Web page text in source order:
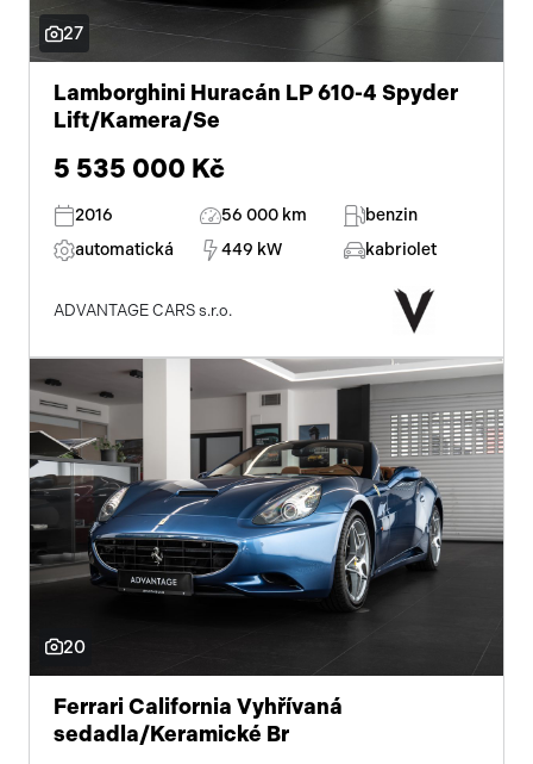
senzor světel
zadní pohon
shrnovací střecha
27
Lamborghini Huracán LP 610-4 Spyder
Lift/Kamera/Se
5 535 000 Kč
2016 56 000 km
benzin
automatická
449 kW kabriolet
ADVANTAGE CARS s.r.o.
20
Ferrari California Vyhřívaná
sedadla/Keramické Br